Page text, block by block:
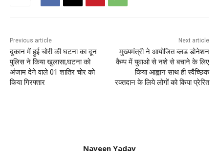
Previous article
दुकान में हुई चोरी की घटना का दून
पुलिस ने किया खुलासा,घटना को
अंजाम देने वाले 01 शातिर चोर को
किया गिरफ्तार
Next article
मुख्यमंत्री ने आयोजित ब्लड डोनेशन
कैम्प में युवाओ से नशे से बचाने के लिए
किया आह्वान साथ ही स्वैच्छिक
रक्तदान के लिये लोगों को किया प्रेरित
Naveen Yadav